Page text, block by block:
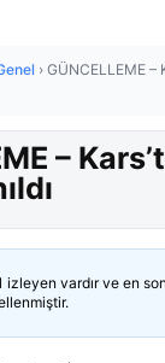
› GÜNCELLEME –
–
izleyen vardır ve en son